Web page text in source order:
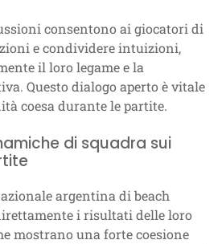
consentono ai giocatori di
e condividere intuizioni,
il loro legame e la
Questo dialogo aperto è vitale
coesa durante le partite.
di squadra sui
argentina di beach
i risultati delle loro
mostrano una forte coesione